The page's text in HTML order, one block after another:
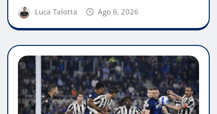
Luca Talotta Ago 6, 2026